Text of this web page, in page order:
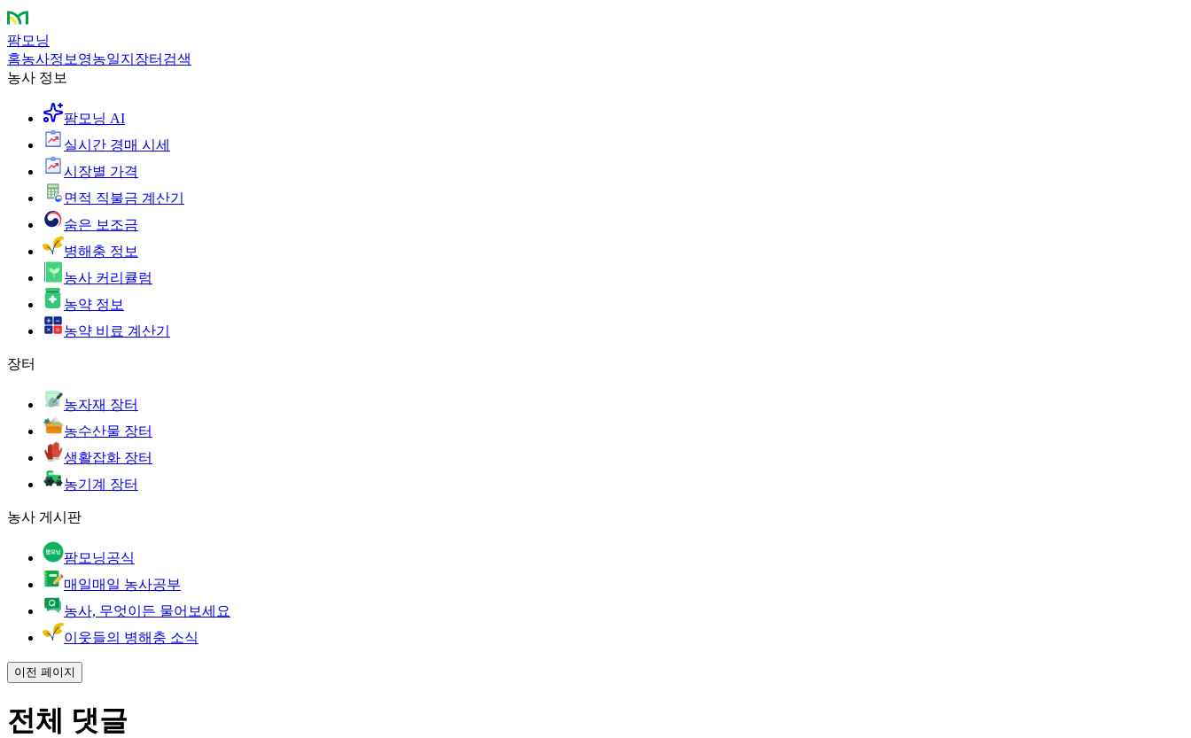
팜모닝
홈농사정보 영농일지 장터 검색
농사 정보
팜모닝 AI
실시간 경매 시세
시장별 가격
면적 직불금 계산기
숨은 보조금
병해충 정보
농사 커리큘럼
농약 정보
농약 비료 계산기
장터
농자재 장터
농수산물 장터
생활잡화 장터
농기계 장터
농사 게시판
팜모닝공식
매일매일 농사공부
농사, 무엇이든 물어보세요
이웃들의 병해충 소식
이전 페이지
전체 댓글